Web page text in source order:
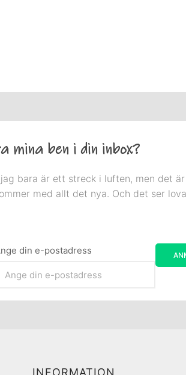
ben i din inbox?
bara är ett streck i luften, men det är
med allt det nya. Och det ser
din e-postadress
INFORMATION